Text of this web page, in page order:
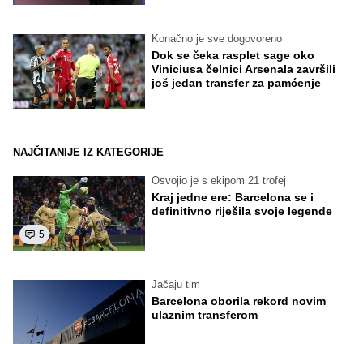
Konačno je sve dogovoreno
Dok se čeka rasplet sage oko
Viniciusa čelnici Arsenala završili
još jedan transfer za pamćenje
NAJČITANIJE IZ KATEGORIJE
5
Osvojio je s ekipom 21 trofej
Kraj jedne ere: Barcelona se i
definitivno riješila svoje legende
Jačaju tim
Barcelona oborila rekord novim
ulaznim transferom